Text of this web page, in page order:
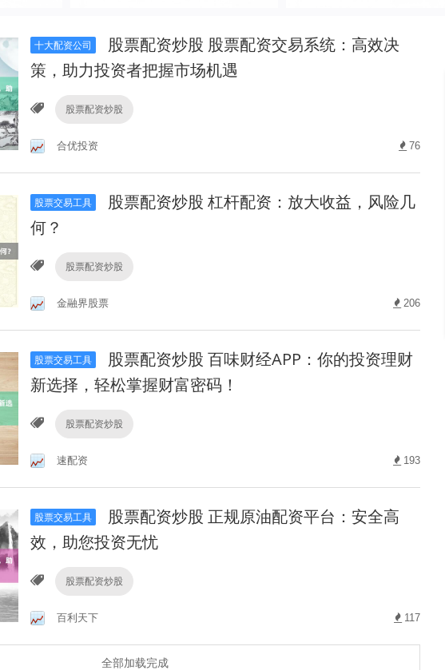
十大配资公司
股票配资炒股 股票配资交易系统：高效决
策，助力投资者把握市场机遇
股票配资炒股
合优投资 76
股票交易工具
股票配资炒股 杠杆配资：放大收益，风险几
何？
股票配资炒股
金融界股票 206
股票交易工具
股票配资炒股 百味财经APP：你的投资理财
新选择，轻松掌握财富密码！
股票配资炒股
速配资 193
股票交易工具
股票配资炒股 正规原油配资平台：安全高
效，助您投资无忧
股票配资炒股
百利天下 117
全部加载完成